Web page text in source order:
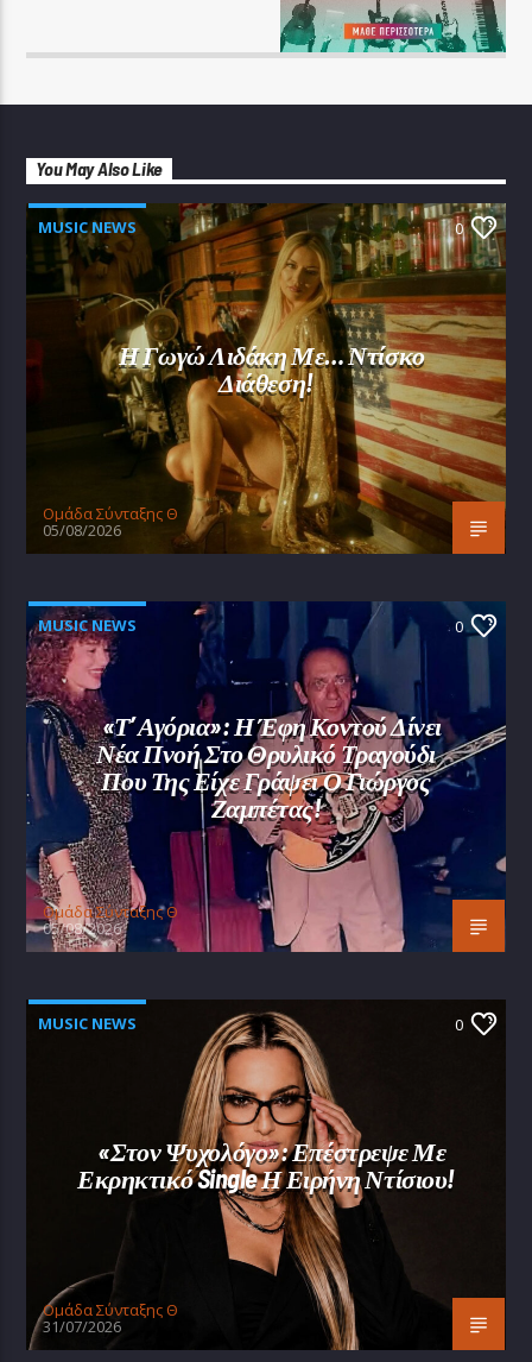
You May Also Like
MUSIC NEWS 0
Η Γωγώ Λιδάκη Με… Ντίσκο
Διάθεση!
Oμάδα Σύνταξης Θ
05/08/2026
MUSIC NEWS 0
«Τ’ Αγόρια»: Η Έφη Κοντού Δίνει
Νέα Πνοή Στο Θρυλικό Τραγούδι
Που Της Είχε Γράψει Ο Γιώργος
Ζαμπέτας!
Oμάδα Σύνταξης Θ
05/08/2026
MUSIC NEWS 0
«Στον Ψυχολόγο»: Επέστρεψε Με
Εκρηκτικό Single Η Ειρήνη Ντίσιου!
Oμάδα Σύνταξης Θ
31/07/2026